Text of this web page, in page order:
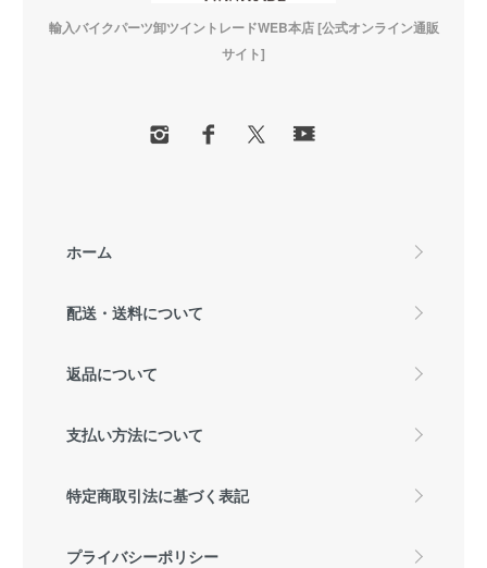
輸入バイクパーツ卸ツイントレードWEB本店 [公式オンライン通販
サイト]
ホーム
配送・送料について
返品について
支払い方法について
特定商取引法に基づく表記
プライバシーポリシー